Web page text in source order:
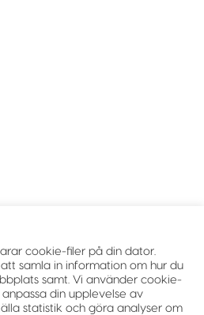
cookie-filer på din dator.
samla in information om hur du
samt. Vi använder cookie-
din upplevelse av
statistik och göra analyser om